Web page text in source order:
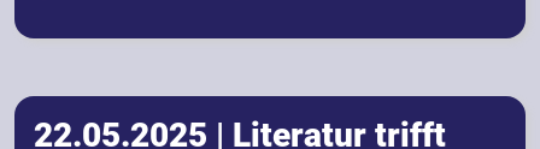
22.05.2025 | Literatur trifft